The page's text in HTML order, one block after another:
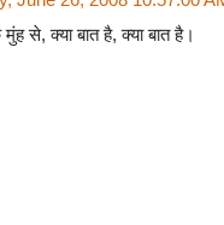
से, क्या बात है, क्या बात है।